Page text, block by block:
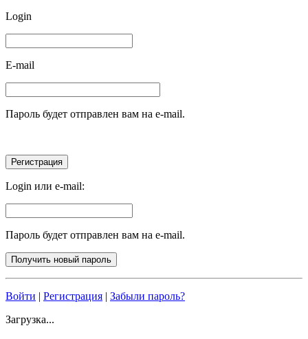
Login
E-mail
Пароль будет отправлен вам на e-mail.
Login или e-mail:
Пароль будет отправлен вам на e-mail.
Войти | Регистрация | Забыли пароль?
Загрузка...